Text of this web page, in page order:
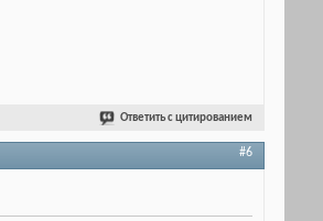
Ответить с цитированием
#6